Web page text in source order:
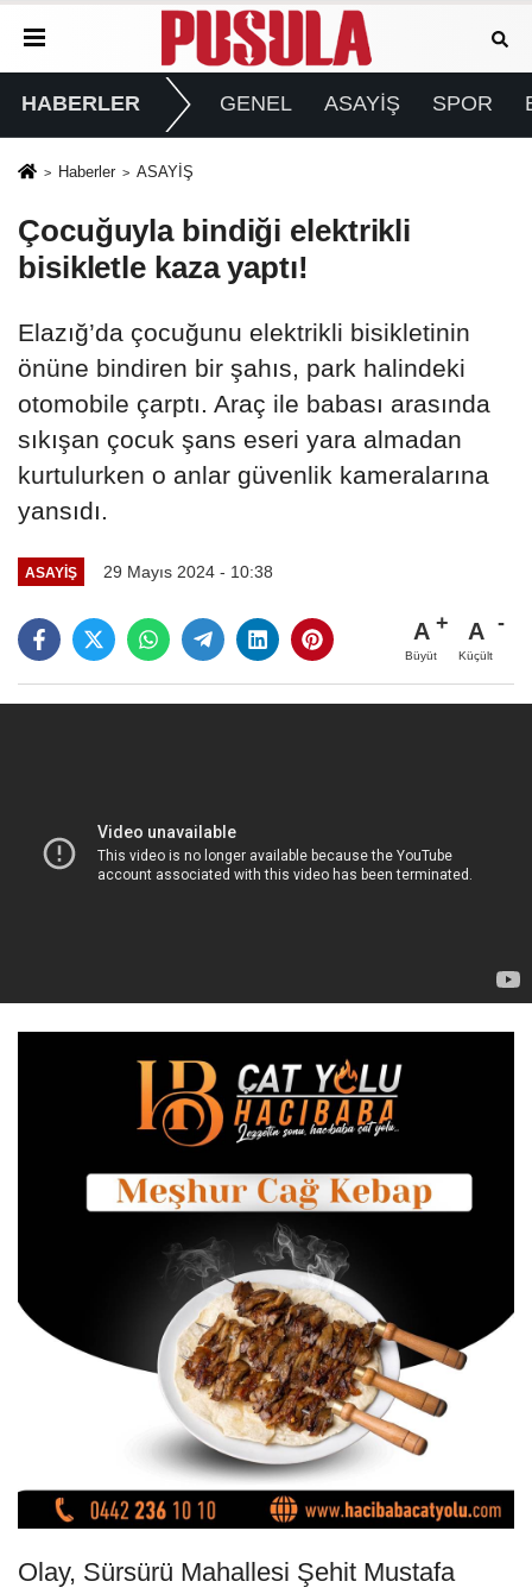
HABERLER GENEL ASAYİŞ SPOR
Haberler ASAYİŞ
Çocuğuyla bindiği elektrikli
bisikletle kaza yaptı!
Elazığ’da çocuğunu elektrikli bisikletinin
önüne bindiren bir şahıs, park halindeki
otomobile çarptı. Araç ile babası arasında
sıkışan çocuk şans eseri yara almadan
kurtulurken o anlar güvenlik kameralarına
yansıdı.
ASAYİŞ 29 Mayıs 2024 - 10:38
A
Büyüt
A
Küçült
Olay, Sürsürü Mahallesi Şehit Mustafa